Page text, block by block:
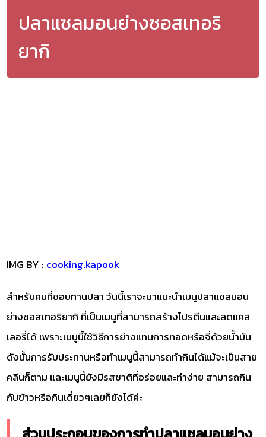
ปลาแซลมอนย่างซอสเทอริ
ยากิ
IMG BY : cooking.kapook
สำหรับคนที่ชอบทานปลา วันนี้เราจะมาแนะนำเมนูปลาแซลมอน
ย่างซอสเทอริยากิ ที่เป็นเมนูที่สามารถสร้างโปรตีนและลดแคล
เลอรี่ได้ เพราะเมนูนี้ใช้วิธีการย่างแทนการทอดหรือจี่ด้วยน้ำมัน
ดังนั้นการรับประทานหรือทำเมนูนี้สามารถทำกินได้แม้จะเป็นสาย
คลีนก็ตาม และเมนูนี้ยังมีรสชาติที่อร่อยและทำง่าย สามารถกิน
กับข้าวหรือกินเดี่ยวๆเลยก็ยังได้ค่ะ